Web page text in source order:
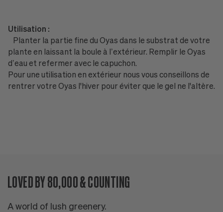
Utilisation :
Planter la partie fine du Oyas dans le substrat de votre
plante en laissant la boule à l’extérieur. Remplir le Oyas
d’eau et refermer avec le capuchon.
Pour une utilisation en extérieur nous vous conseillons de
rentrer votre Oyas l'hiver pour éviter que le gel ne l'altère.
LOVED BY 80,000 & COUNTING
A world of lush greenery.